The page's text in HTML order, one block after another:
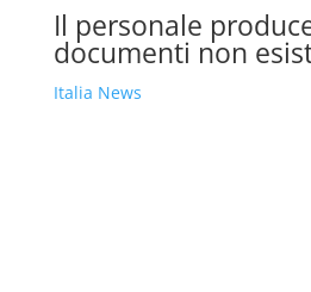
Il personale
documenti non
Italia News